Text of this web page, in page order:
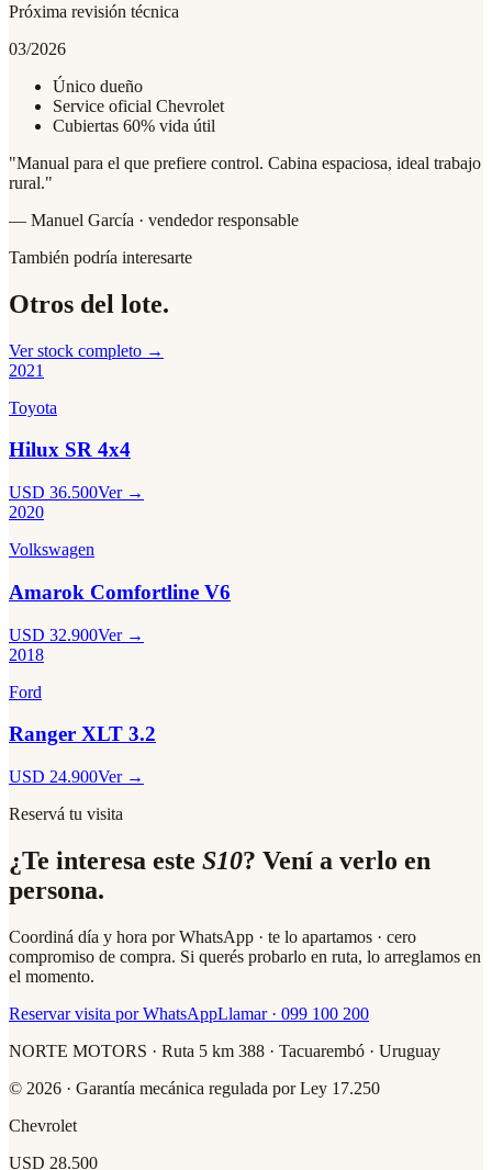
Próxima revisión técnica
03/2026
Único dueño
Service oficial Chevrolet
Cubiertas 60% vida útil
"Manual para el que prefiere control. Cabina espaciosa, ideal trabajo
rural."
— Manuel García · vendedor responsable
También podría interesarte
Otros del lote.
Ver stock completo →
2021
Toyota
Hilux SR 4x4
USD 36.500Ver →
2020
Volkswagen
Amarok Comfortline V6
USD 32.900Ver →
2018
Ford
Ranger XLT 3.2
USD 24.900Ver →
Reservá tu visita
¿Te interesa este S10? Vení a verlo en
persona.
Coordiná día y hora por WhatsApp · te lo apartamos · cero
compromiso de compra. Si querés probarlo en ruta, lo arreglamos en
el momento.
Reservar visita por WhatsAppLlamar · 099 100 200
NORTE MOTORS · Ruta 5 km 388 · Tacuarembó · Uruguay
© 2026 · Garantía mecánica regulada por Ley 17.250
Chevrolet
USD 28.500